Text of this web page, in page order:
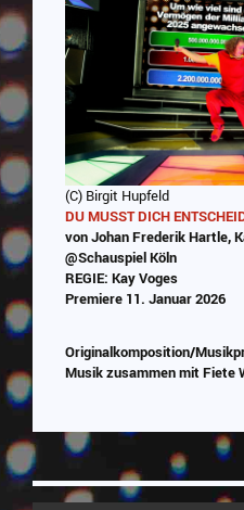
(C) Birgit Hupfeld
DU MUSST DICH
von Johan Frederik Hartle,
@Schauspiel Köln
REGIE: Kay Voges
Premiere 11. Januar 2026
Originalkomposition/
Musik zusammen mit Fiete